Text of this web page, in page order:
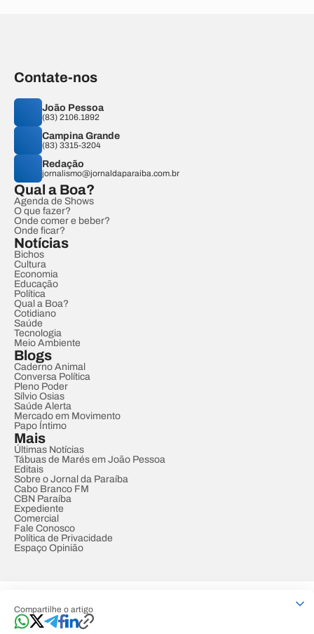
Compartilhe o artigo
Contate-nos
João Pessoa
(83) 2106.1892
Campina Grande
(83) 3315-3204
Redação
jornalismo@jornaldaparaiba.com.br
Qual a Boa?
Agenda de Shows
O que fazer?
Onde comer e beber?
Onde ficar?
Notícias
Bichos
Cultura
Economia
Educação
Política
Qual a Boa?
Cotidiano
Saúde
Tecnologia
Meio Ambiente
Blogs
Caderno Animal
Conversa Política
Pleno Poder
Sílvio Osias
Saúde Alerta
Mercado em Movimento
Papo Íntimo
Mais
Últimas Notícias
Tábuas de Marés em João Pessoa
Editais
Sobre o Jornal da Paraíba
Cabo Branco FM
CBN Paraíba
Expediente
Comercial
Fale Conosco
Política de Privacidade
Espaço Opinião
Developed by Designed by